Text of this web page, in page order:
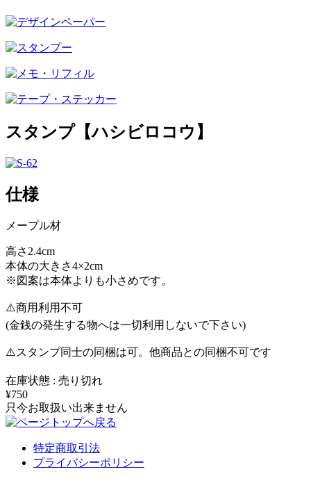
スタンプ【ハシビロコウ】
仕様
メープル材
高さ2.4cm
本体の大きさ4×2cm
※図案は本体よりも小さめです。
⚠️商用利用不可
(金銭の発生する物へは一切利用しないで下さい)
⚠️スタンプ同士の同梱は可。他商品との同梱不可です
在庫状態 : 売り切れ
¥750
只今お取扱い出来ません
特定商取引法
プライバシーポリシー